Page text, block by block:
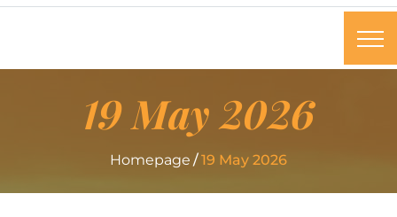
19 May 2026
Homepage 19 May 2026